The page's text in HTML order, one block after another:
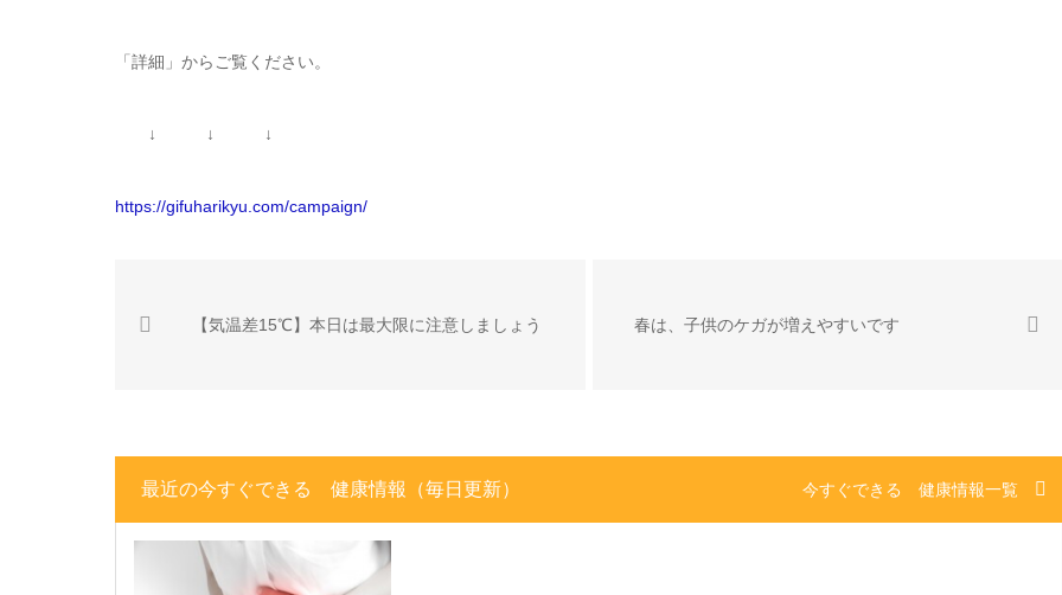
「詳細」からご覧ください。
↓ ↓ ↓
https://gifuharikyu.com/campaign/
【気温差15℃】本日は最大限に注意しましょう 春は、子供のケガが増えやすいです
最近の今すぐできる 健康情報（毎日更新） 今すぐできる 健康情報一覧